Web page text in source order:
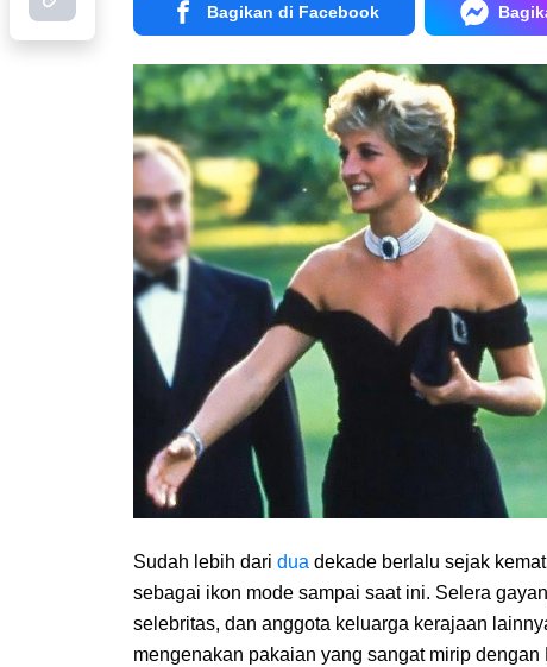
Bagikan di Facebook
Sudah lebih dari dua dekade berlalu sejak
sebagai ikon mode sampai saat ini. Selera
selebritas, dan anggota keluarga kerajaan
mengenakan pakaian yang sangat mirip dengan